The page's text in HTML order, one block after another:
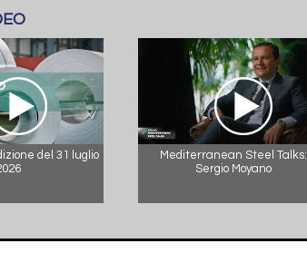
del 31 luglio
Mediterranean Steel Talks:
Sergio Moyano